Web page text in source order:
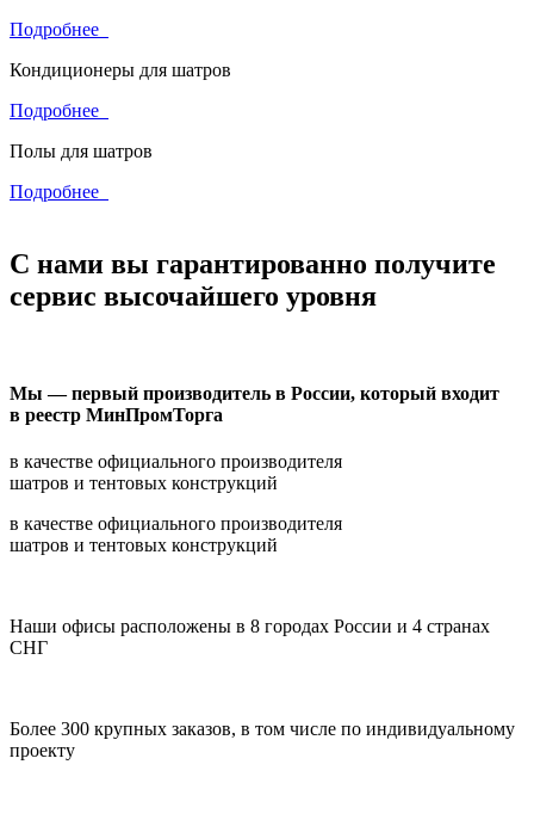
Подробнее
Кондиционеры для шатров
Подробнее
Полы для шатров
Подробнее
С нами вы гарантированно получите
сервис высочайшего уровня
Мы — первый производитель в России, который входит
в реестр МинПромТорга
в качестве официального производителя
шатров и тентовых конструкций
в качестве официального производителя
шатров и тентовых конструкций
Наши офисы расположены в 8 городах России и 4 странах
СНГ
Более 300 крупных заказов, в том числе по индивидуальному
проекту